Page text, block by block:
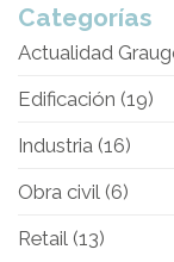
Categorías
Actualidad
Edificación (19)
Industria (16)
Obra civil (6)
Retail (13)